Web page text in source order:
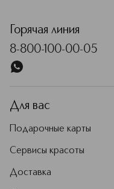
Горячая линия
8-800-100-00-05
Для вас
Подарочные карты
Сервисы красоты
Доставка